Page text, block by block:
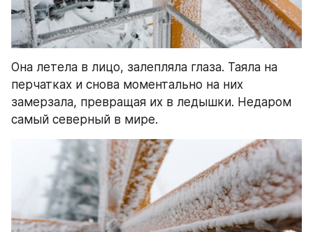
Она летела в лицо, залепляла глаза. Таяла на
перчатках и снова моментально на них
замерзала, превращая их в ледышки. Недаром
самый северный в мире.